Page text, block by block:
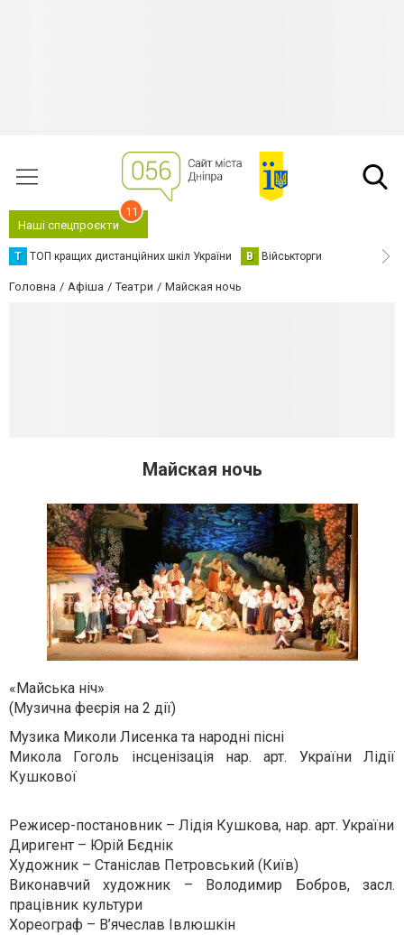
Наші спецпроєкти
11
Т ТОП кращих дистанційних шкіл України В Військторги
Головна Афіша Театри Майская ночь
Майская ночь
«Майська ніч»
(Музична феєрія на 2 дії)
Музика Миколи Лисенка та народні пісні
Микола Гоголь інсценізація нар. арт. України Лідії
Кушкової
Режисер-постановник – Лідія Кушкова, нар. арт. України
Диригент – Юрій Бєднік
Художник – Станіслав Петровський (Київ)
Виконавчий художник – Володимир Бобров, засл.
працівник культури
Хореограф – В’ячеслав Івлюшкін